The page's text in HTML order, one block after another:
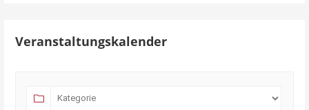
Veranstaltungskalender